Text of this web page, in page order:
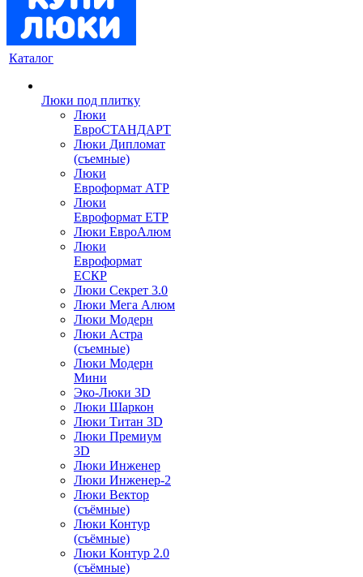
Каталог
Люки под плитку
Люки
ЕвроСТАНДАРТ
Люки Дипломат
(съемные)
Люки
Евроформат АТР
Люки
Евроформат ЕТР
Люки ЕвроАлюм
Люки
Евроформат
ЕСКР
Люки Секрет 3.0
Люки Мега Алюм
Люки Модерн
Люки Астра
(съемные)
Люки Модерн
Мини
Эко-Люки 3D
Люки Шаркон
Люки Титан 3D
Люки Премиум
3D
Люки Инженер
Люки Инженер-2
Люки Вектор
(съёмные)
Люки Контур
(съёмные)
Люки Контур 2.0
(съёмные)